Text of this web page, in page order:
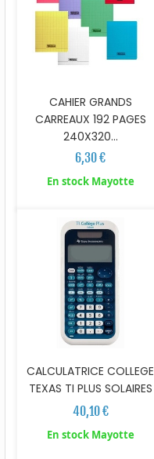
CAHIER GRANDS
CARREAUX 192 PAGES
240X320...
6,30 €
En stock Mayotte
CALCULATRICE COLLEGE
TEXAS TI PLUS SOLAIRES
40,10 €
En stock Mayotte